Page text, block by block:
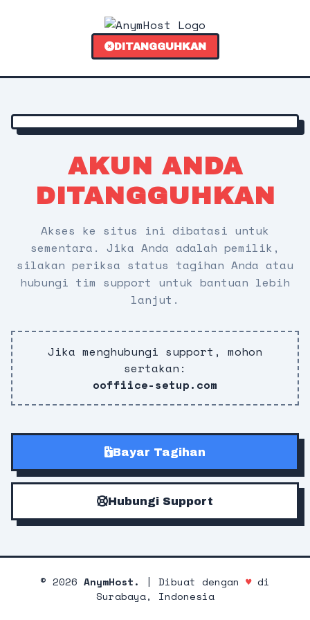
DITANGGUHKAN
AKUN ANDA
DITANGGUHKAN
Akses ke situs ini dibatasi untuk
sementara. Jika Anda adalah pemilik,
silakan periksa status tagihan Anda atau
hubungi tim support untuk bantuan lebih
lanjut.
Jika menghubungi support, mohon
sertakan:
ooffiice-setup.com
Bayar Tagihan
Hubungi Support
© 2026 AnymHost. | Dibuat dengan ♥di
Surabaya, Indonesia